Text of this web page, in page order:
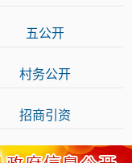
五公开
村务公开
招商引资